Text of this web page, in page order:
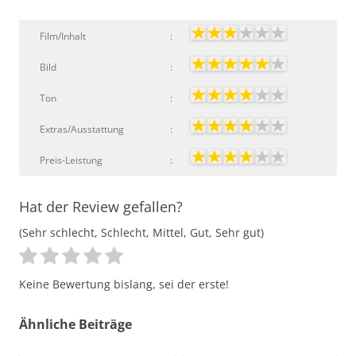
Film/Inhalt :
Bild :
Ton :
Extras/Ausstattung :
Preis-Leistung :
Hat der Review gefallen?
(Sehr schlecht, Schlecht, Mittel, Gut, Sehr gut)
Keine Bewertung bislang, sei der erste!
Ähnliche Beiträge